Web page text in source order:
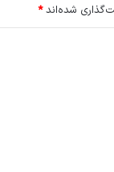
ب‌
ز
شده‌اند*